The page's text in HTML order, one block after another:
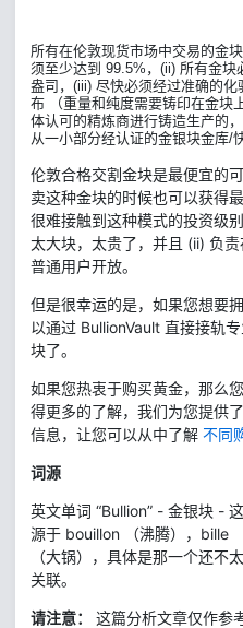
所有在伦敦现货市场中交易的金
须至少达到 99.5%，(ii) 所有金
盎司，(iii) 尽快必须经过准确的
布 （重量和纯度需要铸印在金块
体认可的精炼商进行铸造生产的
从一小部分经认证的金银块金库/
伦敦合格交割金块是最便宜的
卖这种金块的时候也可以获得
很难接触到这种模式的投资级
太大块，太贵了，并且 (ii) 负
普通用户开放。
但是很幸运的是，如果您想要
以通过 BullionVault 直接接轨
块了。
如果您热衷于购买黄金，那么
得更多的了解，我们为您提供
信息，让您可以从中了解 不同
词源
英文单词 “Bullion” - 金银块 -
源于 bouillon （沸腾），bille
（大锅），具体是那一个还不
关联。
请注意：
这篇分析文章仅作参